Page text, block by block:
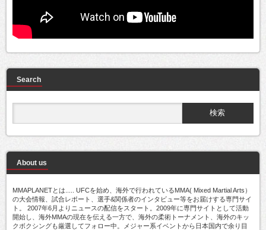
Search
About us
MMAPLANETとは..... UFCを始め、海外で行われているMMA( Mixed Martial Arts）
の大会情報、試合レポート、選手&関係者のインタビュー等をお届けする専門サイ
ト。 2007年6月よりニュースの配信をスタート。2009年に専門サイトとして活動
開始し、海外MMAの現在を伝える一方で、海外の柔術トーナメント、海外のキッ
クボクシングも厳選してフォロー中。メジャー系イベントから日本国内で余り目